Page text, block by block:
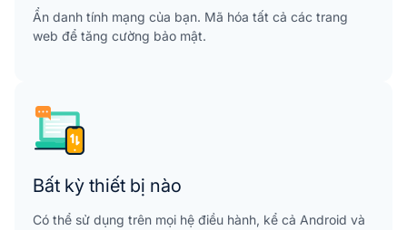
Ẩn danh tính mạng của bạn. Mã hóa tất cả các trang
web để tăng cường bảo mật.
Bất kỳ thiết bị nào
Có thể sử dụng trên mọi hệ điều hành, kể cả Android và